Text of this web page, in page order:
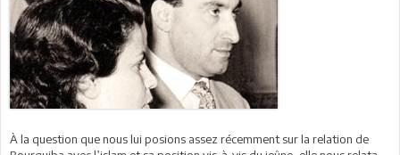
À la question que nous lui posions assez récemment sur la relation de